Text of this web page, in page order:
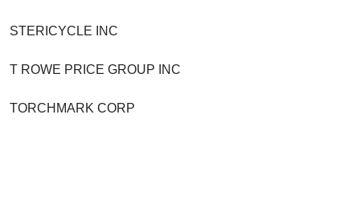
STERICYCLE INC
T ROWE PRICE GROUP INC
TORCHMARK CORP